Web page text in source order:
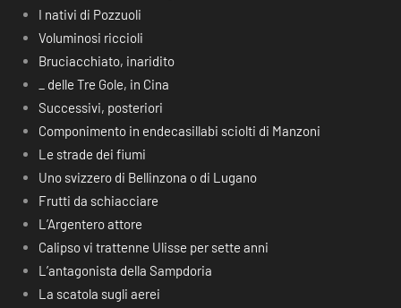
I nativi di Pozzuoli
Voluminosi riccioli
Bruciacchiato, inaridito
_ delle Tre Gole, in Cina
Successivi, posteriori
Componimento in endecasillabi sciolti di Manzoni
Le strade dei fiumi
Uno svizzero di Bellinzona o di Lugano
Frutti da schiacciare
L’Argentero attore
Calipso vi trattenne Ulisse per sette anni
L’antagonista della Sampdoria
La scatola sugli aerei